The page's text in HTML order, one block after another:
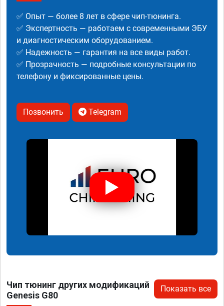
✅ Опыт — более 8 лет в сфере чип-тюнинга.
✅ Экспертность — работаем с современными ЭБУ
и диагностическим оборудованием.
✅ Надежность — гарантия на все виды работ.
✅ Прозрачность — подробные консультации по
телефону и фиксированные цены.
Позвонить Telegram
Чип тюнинг других модификаций
Genesis G80
Показать все